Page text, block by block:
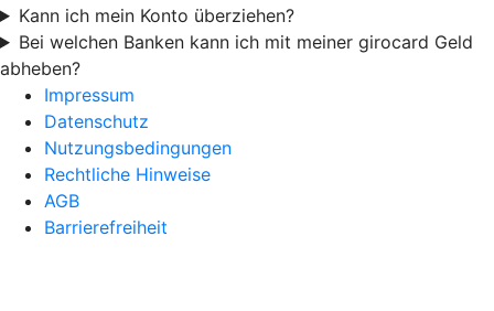
Kann ich mein Konto überziehen?
Bei welchen Banken kann ich mit meiner girocard Geld
abheben?
Impressum
Datenschutz
Nutzungsbedingungen
Rechtliche Hinweise
AGB
Barrierefreiheit